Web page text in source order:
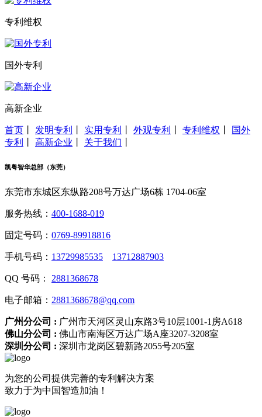
专利维权
国外专利
高新企业
首页 发明专利 实用专利 外观专利 专利维权
国外
专利
高新企业 关于我们
凯粤智华总部（东莞）
东莞市东城区东纵路208号万达广场6栋 1704-06室
服务热线： 400-1688-019
固定号码： 0769-89918816
手机号码： 13729985535 13712887903
QQ 号码： 2881368678
电子邮箱： 2881368678@qq.com
广州分公司 : 广州市天河区灵山东路3号10层1001-1房A618
佛山分公司 : 佛山市南海区万达广场A座3207-3208室
深圳分公司 : 深圳市龙岗区碧新路2055号205室
为您的公司提供完善的专利解决方案
致力于为中国智造加油！